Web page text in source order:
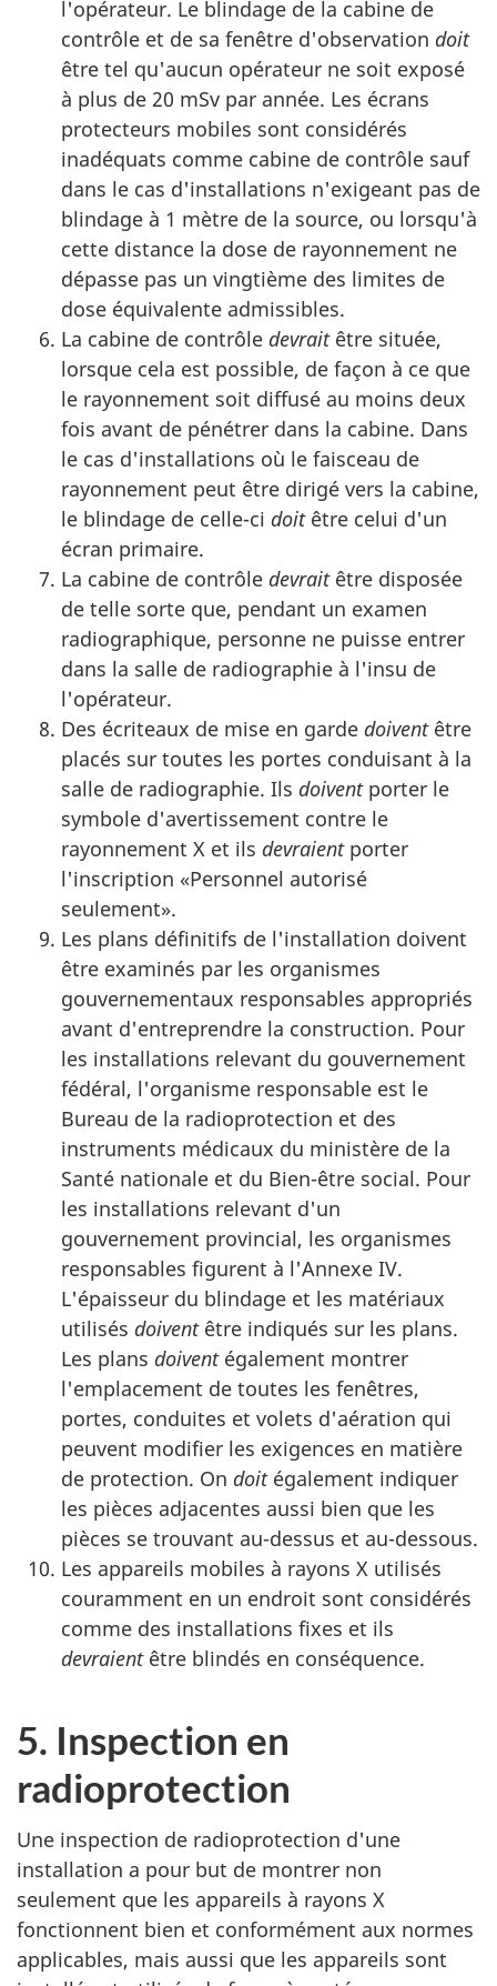
l'opérateur. Le blindage de la cabine de
contrôle et de sa fenêtre d'observation doit
être tel qu'aucun opérateur ne soit exposé
à plus de 20 mSv par année. Les écrans
protecteurs mobiles sont considérés
inadéquats comme cabine de contrôle sauf
dans le cas d'installations n'exigeant pas de
blindage à 1 mètre de la source, ou lorsqu'à
cette distance la dose de rayonnement ne
dépasse pas un vingtième des limites de
dose équivalente admissibles.
La cabine de contrôle devraitêtre située,
lorsque cela est possible, de façon à ce que
le rayonnement soit diffusé au moins deux
fois avant de pénétrer dans la cabine. Dans
le cas d'installations où le faisceau de
rayonnement peut être dirigé vers la cabine,
le blindage de celle-ci doit être celui d'un
écran primaire.
La cabine de contrôle devraitêtre disposée
de telle sorte que, pendant un examen
radiographique, personne ne puisse entrer
dans la salle de radiographie à l'insu de
l'opérateur.
Des écriteaux de mise en garde doiventêtre
placés sur toutes les portes conduisant à la
salle de radiographie. Ils doiventporter le
symbole d'avertissement contre le
rayonnement X et ils devraientporter
l'inscription «Personnel autorisé
seulement».
Les plans définitifs de l'installation doivent
être examinés par les organismes
gouvernementaux responsables appropriés
avant d'entreprendre la construction. Pour
les installations relevant du gouvernement
fédéral, l'organisme responsable est le
Bureau de la radioprotection et des
instruments médicaux du ministère de la
Santé nationale et du Bien-être social. Pour
les installations relevant d'un
gouvernement provincial, les organismes
responsables figurent à l'Annexe IV.
L'épaisseur du blindage et les matériaux
utilisés doivent être indiqués sur les plans.
Les plans doiventégalement montrer
l'emplacement de toutes les fenêtres,
portes, conduites et volets d'aération qui
peuvent modifier les exigences en matière
de protection. On doitégalement indiquer
les pièces adjacentes aussi bien que les
pièces se trouvant au-dessus et au-dessous.
Les appareils mobiles à rayons X utilisés
couramment en un endroit sont considérés
comme des installations fixes et ils
devraientêtre blindés en conséquence.
5. Inspection en
radioprotection
Une inspection de radioprotection d'une
installation a pour but de montrer non
seulement que les appareils à rayons X
fonctionnent bien et conformément aux normes
applicables, mais aussi que les appareils sont